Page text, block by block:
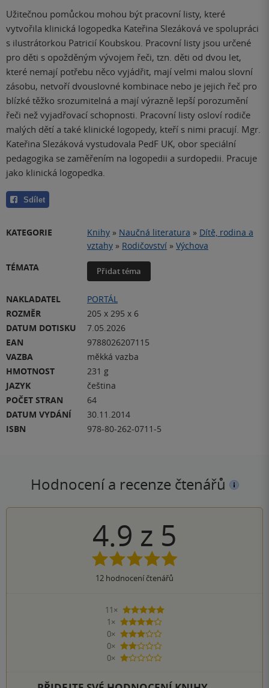
Užitečnou pomůckou mohou být pracovní listy, které
vytvořila klinická logopedka Kateřina Slezáková ve spolupráci
s ilustrátorkou Patricií Koubskou. Pracovní listy jsou určené
pro děti s opožděným vývojem řeči, tzn. děti od dvou let,
které nemají potřebu něco vyjádřit, mají velmi malou slovní
zásobu, netvoří dvouslovné kombinace nebo je jejich řeč pro
blízké těžko srozumitelná a mají výrazně lepší porozumění
řeči než vyjadřovací schopnosti. Pracovní listy osloví rodiče
malých dětí a také klinické logopedy, kteří s nimi pracují. Mgr.
Kateřina Slezáková vystudovala PedF UK, obor speciální
pedagogika se zaměřením na logopedii a surdopedii. Pracuje
jako klinická logopedka.
Sdílet
KATEGORIE Knihy » Naučná literatura » Dítě, rodina a
vztahy » Rodičovství » Výchova
TÉMATA
Přidat téma
NAKLADATEL
PORTÁL
ROZMĚR
205 x 295 x 6
DATUM DOTISKU
7.05.2026
EAN
9788026207115
VAZBA
měkká vazba
HMOTNOST
231 g
JAZYK
čeština
POČET STRAN
64
DATUM VYDÁNÍ
30.11.2014
ISBN
978-80-262-0711-5
Hodnocení a recenze čtenářů
4.9 z 5
12 hodnocení čtenářů
11×
5 hvězdiček
1×
4 hvězdičky
0×
3 hvězdičky
0×
2 hvězdičky
0×
1 hvezdička